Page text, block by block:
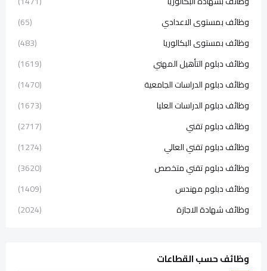
وظائف بمستوى الاعدادي
(65)
وظائف بمستوى البكالوريا
(483)
وظائف دبلوم التأهيل المهني
(1619)
وظائف دبلوم الدراسات الجامعية
(1470)
وظائف دبلوم الدراسات العليا
(1673)
وظائف دبلوم تقني
(2717)
وظائف دبلوم تقني العالي
(1274)
وظائف دبلوم تقني متخصص
(3620)
وظائف دبلوم مهندس
(1409)
وظائف شهادة الاجازة
(2024)
وظائف حسب القطاعات